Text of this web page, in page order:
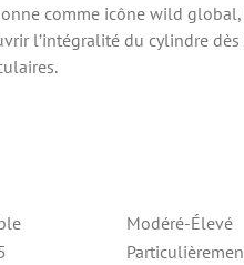
comme icône wild
l’intégralité du cylindre
Modéré-Élevé